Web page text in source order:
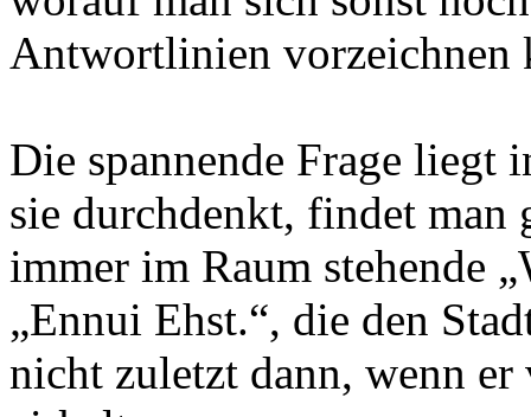
Antwortlinien vorzeichnen
Die spannende Frage liegt
sie durchdenkt, findet
immer im Raum stehende
„Ennui Ehst.“, die den
nicht zuletzt dann, wenn